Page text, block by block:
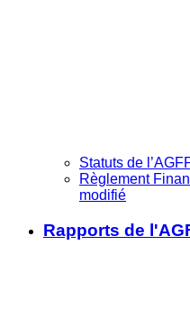
Statuts de
Règlement
modifié
Rapports de